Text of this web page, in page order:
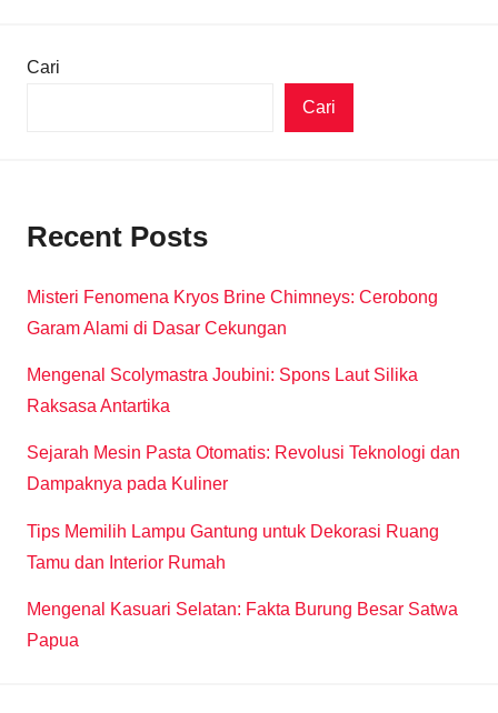
Cari
Cari
Recent Posts
Misteri Fenomena Kryos Brine Chimneys: Cerobong
Garam Alami di Dasar Cekungan
Mengenal Scolymastra Joubini: Spons Laut Silika
Raksasa Antartika
Sejarah Mesin Pasta Otomatis: Revolusi Teknologi dan
Dampaknya pada Kuliner
Tips Memilih Lampu Gantung untuk Dekorasi Ruang
Tamu dan Interior Rumah
Mengenal Kasuari Selatan: Fakta Burung Besar Satwa
Papua